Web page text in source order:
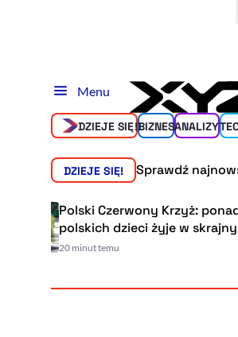
Menu
DZIEJE SIĘ!BIZNESANALIZY
DZIEJE SIĘ! Sprawdź
Polski Czerwony Krzyż: ponad 360
polskich dzieci żyje w skrajnym
20 minut temu